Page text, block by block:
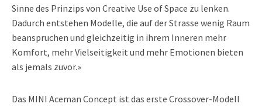
Sinne des Prinzips von Creative Use of Space zu lenken.
Dadurch entstehen Modelle, die auf der Strasse wenig Raum
beanspruchen und gleichzeitig in ihrem Inneren mehr
Komfort, mehr Vielseitigkeit und mehr Emotionen bieten
als jemals zuvor.»
Das MINI Aceman Concept ist das erste Crossover-Modell